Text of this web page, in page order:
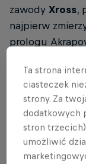
zawody Xross,
najpierw
prologu
trasy podczas
Mount Tara,
Zobacz
Akrapović!
Ta strona
ciasteczek
strony. Za
dodatkowych
stron
umożliwić